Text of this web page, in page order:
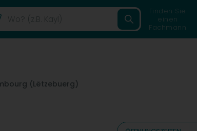
Finden Sie
einen
Fachmann
(Lëtzebuerg)